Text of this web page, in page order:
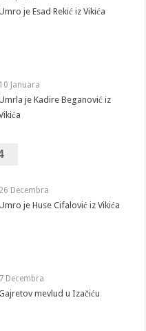
je Esad Rekić iz Vikića
10 Januara
je Kadire Beganović iz
26 Decembra
je Huse Cifalović iz Vikića
7 Decembra
mevlud u Izačiću